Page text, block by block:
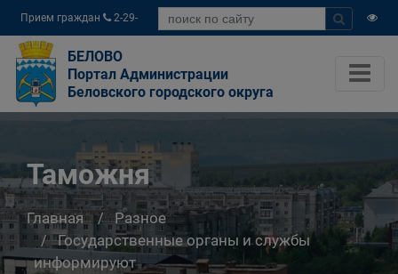
Прием граждан
2-29-
04
БЕЛОВО
Портал Администрации
Беловского городского округа
Таможня
Главная
Разное
Государственные органы и службы
информируют